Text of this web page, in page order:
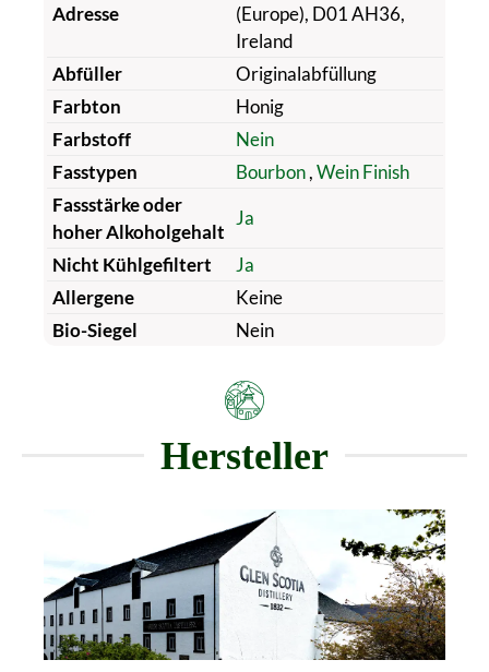
Adresse
(Europe), D01 AH36,
Ireland
Abfüller
Originalabfüllung
Farbton
Honig
Farbstoff
Nein
Fasstypen
Bourbon,Wein Finish
Fassstärke oder
hoher Alkoholgehalt
Ja
Nicht Kühlgefiltert
Ja
Allergene
Keine
Bio-Siegel
Nein
Hersteller